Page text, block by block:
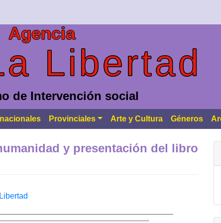
Agencia
Libertad
de Intervención social
Provinciales Arte y Cultura Géneros
y presentación del libro